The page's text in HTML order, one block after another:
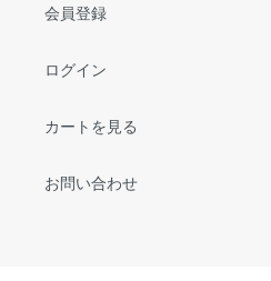
会員登録
ログイン
カートを見る
お問い合わせ